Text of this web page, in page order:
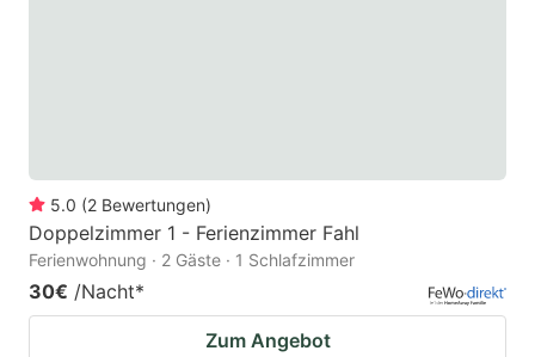
5.0 (2 Bewertungen)
Doppelzimmer 1 - Ferienzimmer Fahl
Ferienwohnung · 2 Gäste · 1 Schlafzimmer
30€ /Nacht*
Zum Angebot